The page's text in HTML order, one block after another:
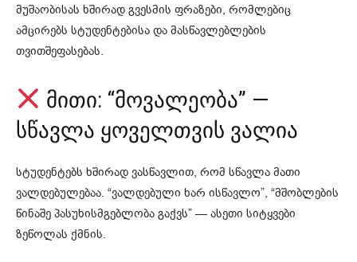
მუშაობისას ხშირად გვესმის ფრაზები, რომლებიც
ამცირებს სტუდენტებისა და მასწავლებლების
თვითშეფასებას.
მითი: “მოვალეობა” —
სწავლა ყოველთვის ვალია
სტუდენტებს ხშირად ვასწავლით, რომ სწავლა მათი
ვალდებულებაა. “ვალდებული ხარ ისწავლო”, “მშობლების
წინაშე პასუხისმგებლობა გაქვს” — ასეთი სიტყვები
ზეწოლას ქმნის.